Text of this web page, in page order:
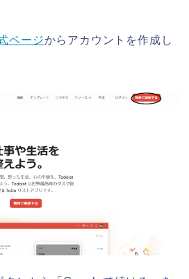
ページからアカウントを作成し